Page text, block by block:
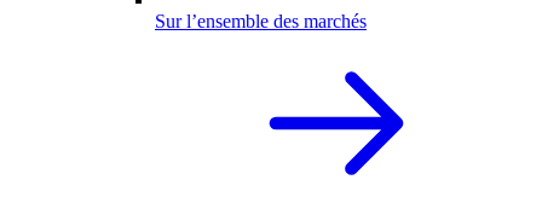
Sur l’ensemble des marchés